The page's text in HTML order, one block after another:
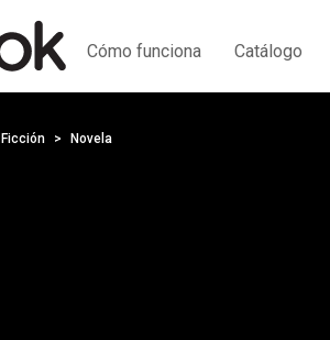
Cómo funciona Catálogo
Ficción Novela